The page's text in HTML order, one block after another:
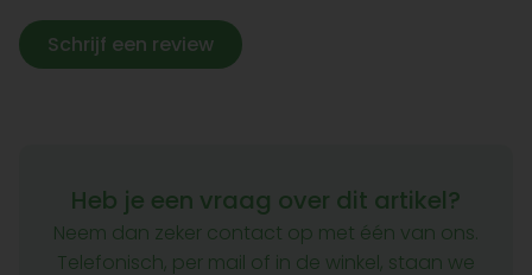
Schrijf een review
Heb je een vraag over dit artikel?
Neem dan zeker contact op met één van ons.
Telefonisch, per mail of in de winkel, staan we